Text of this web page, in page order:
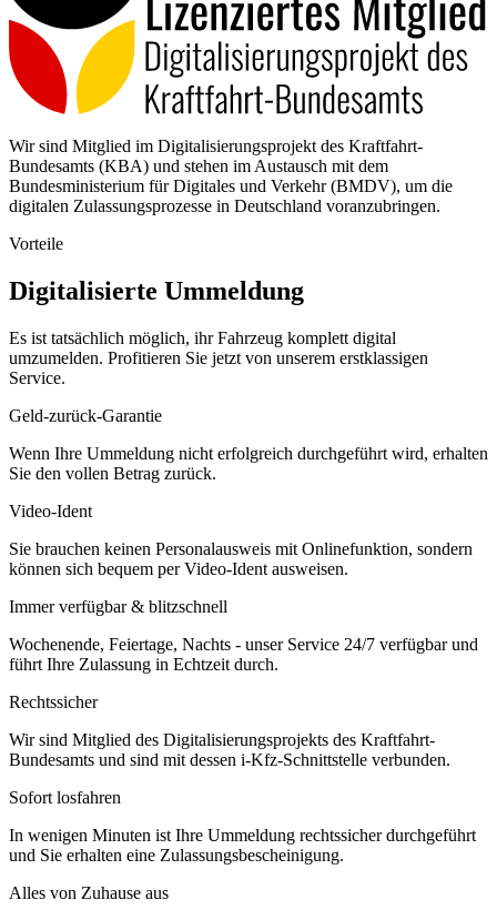
Wir sind Mitglied im Digitalisierungsprojekt des Kraftfahrt-
Bundesamts (KBA) und stehen im Austausch mit dem
Bundesministerium für Digitales und Verkehr (BMDV), um die
digitalen Zulassungsprozesse in Deutschland voranzubringen.
Vorteile
Digitalisierte Ummeldung
Es ist tatsächlich möglich, ihr Fahrzeug komplett digital
umzumelden. Profitieren Sie jetzt von unserem erstklassigen
Service.
Geld-zurück-Garantie
Wenn Ihre Ummeldung nicht erfolgreich durchgeführt wird, erhalten
Sie den vollen Betrag zurück.
Video-Ident
Sie brauchen keinen Personalausweis mit Onlinefunktion, sondern
können sich bequem per Video-Ident ausweisen.
Immer verfügbar & blitzschnell
Wochenende, Feiertage, Nachts - unser Service 24/7 verfügbar und
führt Ihre Zulassung in Echtzeit durch.
Rechtssicher
Wir sind Mitglied des Digitalisierungsprojekts des Kraftfahrt-
Bundesamts und sind mit dessen i-Kfz-Schnittstelle verbunden.
Sofort losfahren
In wenigen Minuten ist Ihre Ummeldung rechtssicher durchgeführt
und Sie erhalten eine Zulassungsbescheinigung.
Alles von Zuhause aus